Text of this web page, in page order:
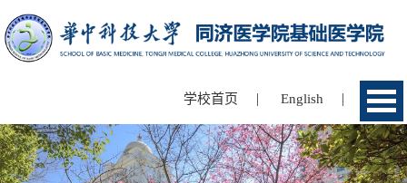
学校首页 | English |